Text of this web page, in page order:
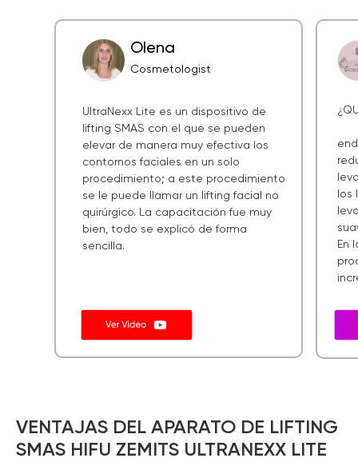
Olena
UltraNexx Lite es un dispositivo de
lifting SMAS con el que se pueden
elevar de manera muy efectiva los
contornos faciales en un solo
procedimiento; a este procedimiento
se le puede llamar un lifting facial no
quirúrgico. La capacitación fue muy
bien, todo se explicó de forma
sencilla.
Сosmetologist
los
En
VENTAJAS DEL APARATO DE LIFTING
SMAS HIFU ZEMITS ULTRANEXX LITE